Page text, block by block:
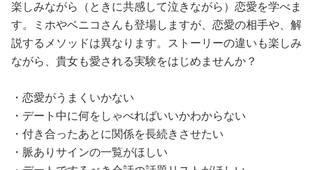
楽しみながら（ときに共感して泣きながら）恋愛を学べま
す。ミホやベニコさんも登場しますが、恋愛の相手や、解
説するメソッドは異なります。ストーリーの違いも楽しみ
ながら、貴女も愛される実験をはじめませんか？
・恋愛がうまくいかない
・デート中に何をしゃべればいいかわからない
・付き合ったあとに関係を長続きさせたい
・脈ありサインの一覧がほしい